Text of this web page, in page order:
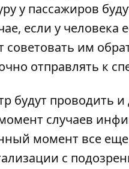
у пассажиров
если у
советовать им
отправлять к
будут проводить
случаев
момент все
с